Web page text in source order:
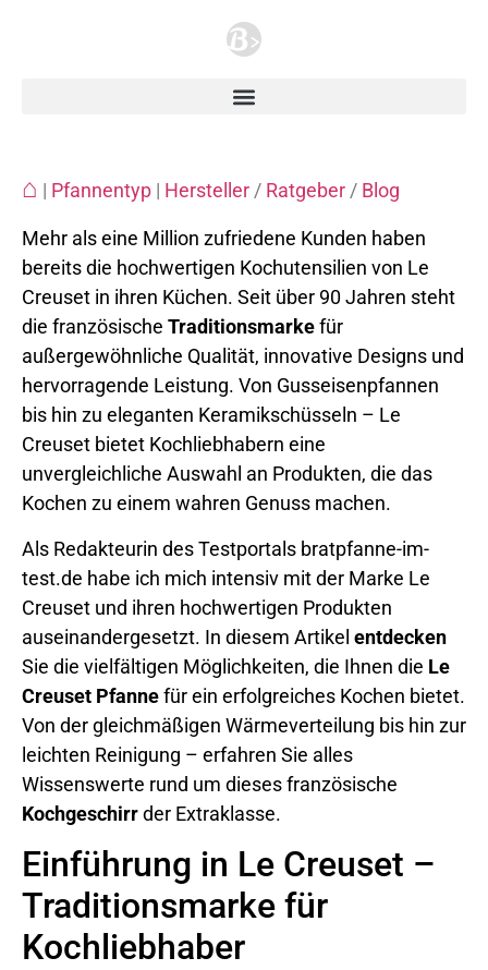
⌂ | Pfannentyp | Hersteller / Ratgeber / Blog
Mehr als eine Million zufriedene Kunden haben
bereits die hochwertigen Kochutensilien von Le
Creuset in ihren Küchen. Seit über 90 Jahren steht
die französische Traditionsmarkefür
außergewöhnliche Qualität, innovative Designs und
hervorragende Leistung. Von Gusseisenpfannen
bis hin zu eleganten Keramikschüsseln – Le
Creuset bietet Kochliebhabern eine
unvergleichliche Auswahl an Produkten, die das
Kochen zu einem wahren Genuss machen.
Als Redakteurin des Testportals bratpfanne-im-
test.de habe ich mich intensiv mit der Marke Le
Creuset und ihren hochwertigen Produkten
auseinandergesetzt. In diesem Artikel entdecken
Sie die vielfältigen Möglichkeiten, die Ihnen die Le
Creuset Pfannefür ein erfolgreiches Kochen bietet.
Von der gleichmäßigen Wärmeverteilung bis hin zur
leichten Reinigung – erfahren Sie alles
Wissenswerte rund um dieses französische
Kochgeschirrder Extraklasse.
Einführung in Le Creuset –
Traditionsmarke für
Kochliebhaber